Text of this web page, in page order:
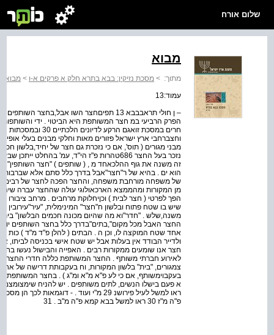
שלום אורח
מבוא
מתוך: > מסכת נזיקין: בבא בתרא חלק א פרקים א-ו > מבוא
עמוד:13
– ן חולי תראבבבא 13 תפיםחצר השו אבל,בחצר
חרים במסכת זואגם
וחצברחבי ארץ ישראל פזורים מאות וחלקי מבנים בעלי
זה משנה את גוף ההלכאחד מ , ( שותפים ) "חצר
הוא ים . בהיא של ר"חצר"אבל בדרך כלל סתם אלא שברבות
של משפחה מורחבת משפחה, והחצר הפכה לחצר של רבים . ת
מן המקורות ומהממצא הארכאולוגי עולה שהחצר עברה
הפך לפרטי ( חצר לבית ) וכןיחלוקת מרחבים . מרחב ציבורו
שיש בו שטח פתוח ובלשון ח"חצר" המינימלית,
משנה,שלש . "חדר"וא מה שהיום מכונה חכמים הבלשון"
החצר האבל מכל מקום",בתים"בדרך כלל בחצר השותפים יותר
אחד שטח המוקצה לו, וכן ה . הבתים ( להלן פ"ד מ"ד ) כות
ולדייר הבודד אין בעלות אבל יש שטח אישי בכניסה לביתו,
חצר אנו שומעים ממקורות רבים . האפייה והבישול נעשו
לאירוע חברתי משותף . החצר המשותפת כללה חדרי החצר
צמגורים, "בית" בלשון המקורות, וח בעקבותת דרישה של
בעקבוימשותף, אם כי לע פ"א מ"א ומ"ג ) . בחצר המשותפת
א פעם בישלו הנשים, לתים משותפים . יש להניח
ראו למשל לעיל פירושנ 29 מ"י ועוד . -
פ"ה מ"ז 30 ראו למשל בבא קמא פ"ה מ"ב . 31